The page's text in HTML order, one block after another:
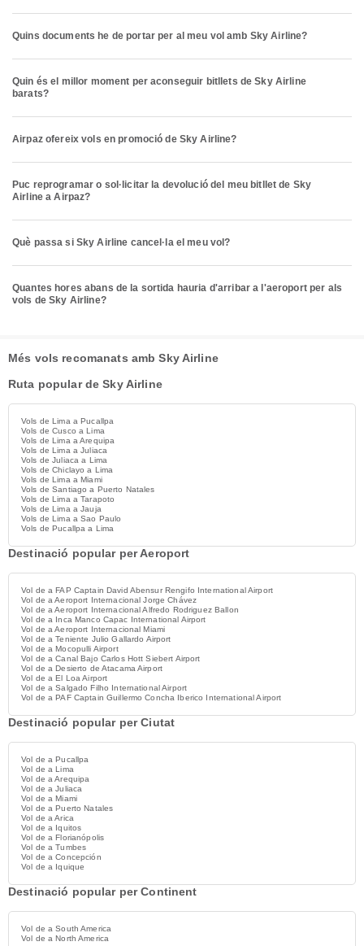
Quins documents he de portar per al meu vol amb Sky Airline?
Quin és el millor moment per aconseguir bitllets de Sky Airline
barats?
Airpaz ofereix vols en promoció de Sky Airline?
Puc reprogramar o sol·licitar la devolució del meu bitllet de Sky
Airline a Airpaz?
Què passa si Sky Airline cancel·la el meu vol?
Quantes hores abans de la sortida hauria d'arribar a l'aeroport per als
vols de Sky Airline?
Més vols recomanats amb Sky Airline
Ruta popular de Sky Airline
Vols de Lima a Pucallpa
Vols de Cusco a Lima
Vols de Lima a Arequipa
Vols de Lima a Juliaca
Vols de Juliaca a Lima
Vols de Chiclayo a Lima
Vols de Lima a Miami
Vols de Santiago a Puerto Natales
Vols de Lima a Tarapoto
Vols de Lima a Jauja
Vols de Lima a Sao Paulo
Vols de Pucallpa a Lima
Destinació popular per Aeroport
Vol de a FAP Captain David Abensur Rengifo International Airport
Vol de a Aeroport Internacional Jorge Chávez
Vol de a Aeroport Internacional Alfredo Rodriguez Ballon
Vol de a Inca Manco Capac International Airport
Vol de a Aeroport Internacional Miami
Vol de a Teniente Julio Gallardo Airport
Vol de a Mocopulli Airport
Vol de a Canal Bajo Carlos Hott Siebert Airport
Vol de a Desierto de Atacama Airport
Vol de a El Loa Airport
Vol de a Salgado Filho International Airport
Vol de a PAF Captain Guillermo Concha Iberico International Airport
Destinació popular per Ciutat
Vol de a Pucallpa
Vol de a Lima
Vol de a Arequipa
Vol de a Juliaca
Vol de a Miami
Vol de a Puerto Natales
Vol de a Arica
Vol de a Iquitos
Vol de a Florianópolis
Vol de a Tumbes
Vol de a Concepción
Vol de a Iquique
Destinació popular per Continent
Vol de a South America
Vol de a North America